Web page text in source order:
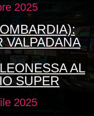
2025
VALPADANA
AL
SUPER
2025